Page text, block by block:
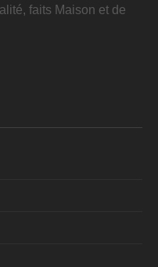
faits Maison et de